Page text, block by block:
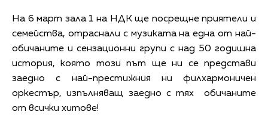
На 6 март зала 1 на НДК ще посрещне приятели и
семейства, отраснали с музиката на една от най-
обичаните и сензационни групи с над 50 годишна
история, която този път ще ни се представи
заедно с най-престижния ни филхармоничен
оркестър, изпълняващ заедно с тях обичаните
от всички хитове!